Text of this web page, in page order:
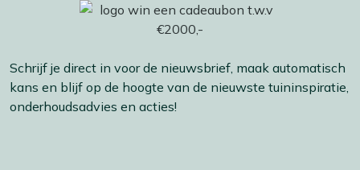
Schrijf je direct in voor de nieuwsbrief, maak automatisch
kans en blijf op de hoogte van de nieuwste tuininspiratie,
onderhoudsadvies en acties!